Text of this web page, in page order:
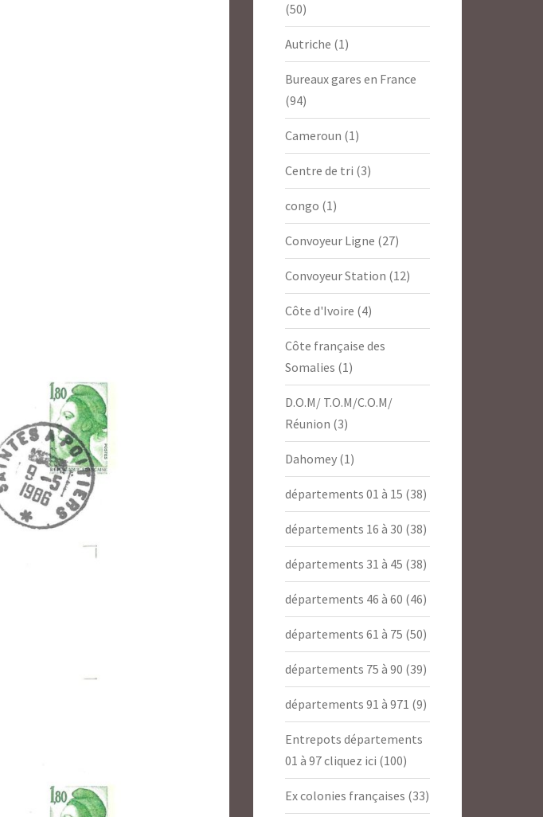
(50)
Autriche (1)
Bureaux gares en France
(94)
Cameroun (1)
Centre de tri (3)
congo (1)
Convoyeur Ligne (27)
Convoyeur Station (12)
Côte d'Ivoire (4)
Côte française des
Somalies (1)
D.O.M/ T.O.M/C.O.M/
Réunion (3)
Dahomey(1)
départements 01 à 15 (38)
départements 16 à 30 (38)
départements 31 à 45 (38)
départements 46 à 60 (46)
départements 61 à 75 (50)
départements 75 à 90 (39)
départements 91 à 971 (9)
Entrepots départements
01 à 97 cliquez ici (100)
Ex colonies françaises (33)